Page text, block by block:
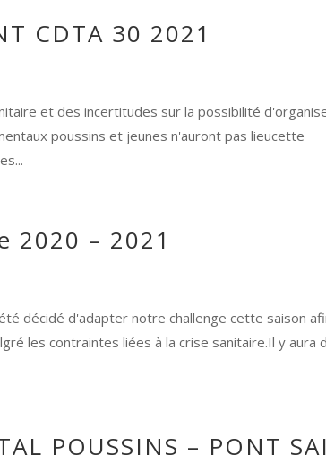
CDTA 30 2021
et des incertitudes sur la possibilité
poussins et jeunes n'auront pas lieucette
2020 – 2021
décidé d'adapter notre challenge cette saison
les contraintes liées à la crise sanitaire.Il y aura
POUSSINS – PONT